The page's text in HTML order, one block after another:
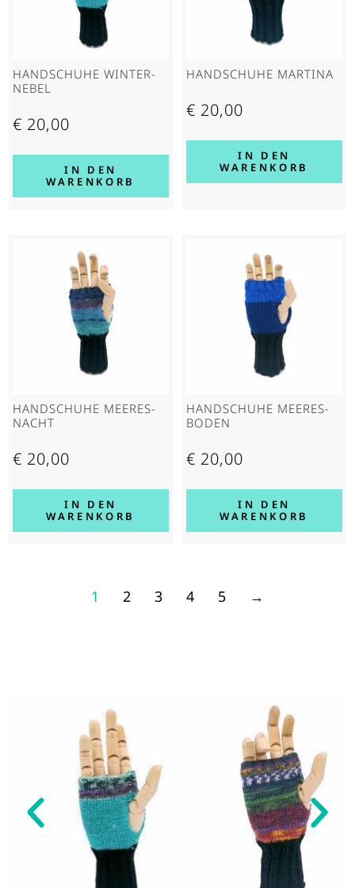
HAND­SCHUHE WINTER­
NEBEL
€ 20,00
IN DEN
WARENKORB
HAND­SCHUHE MARTINA
€ 20,00
IN DEN
WARENKORB
HAND­SCHUHE MEERES­
NACHT
€ 20,00
IN DEN
WARENKORB
HAND­SCHUHE MEERES­
BODEN
€ 20,00
IN DEN
WARENKORB
1 2 3 4 5 →